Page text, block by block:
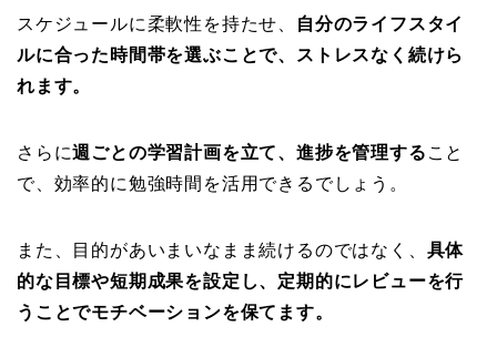
スケジュールに柔軟性を持たせ、
自分のライフスタイ
ルに合った時間帯を選ぶことで、ストレスなく続けら
れます。
さらに週ごとの学習計画を立て、進捗を管理する こと
で、効率的に勉強時間を活用できるでしょう。
また、目的があいまいなまま続けるのではなく、 具体
的な目標や短期成果を設定し、定期的にレビューを行
うことでモチベーションを保てます。